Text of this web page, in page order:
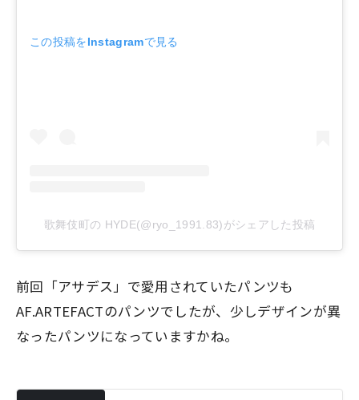
この投稿をInstagramで見る
歌舞伎町の HYDE(@ryo_1991.83)がシェアした投稿
前回「アサデス」で愛用されていたパンツも
AF.ARTEFACTのパンツでしたが、少しデザインが異
なったパンツになっていますかね。